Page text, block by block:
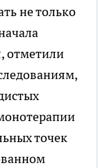
не только
отметили
точек